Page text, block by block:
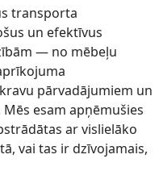
transporta
un efektīvus
— no mēbeļu
pārvadājumiem un
esam apņēmušies
ar vislielāko
vai tas ir dzīvojamais,